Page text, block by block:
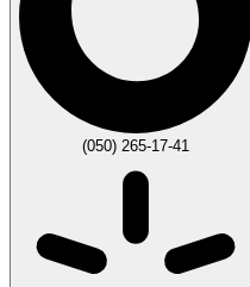
(050) 265-17-41